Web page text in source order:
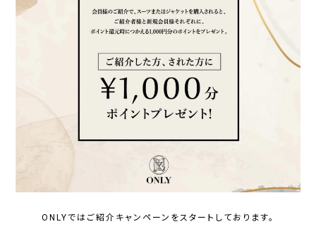
ONLYではご紹介キャンペーンをスタートしております。